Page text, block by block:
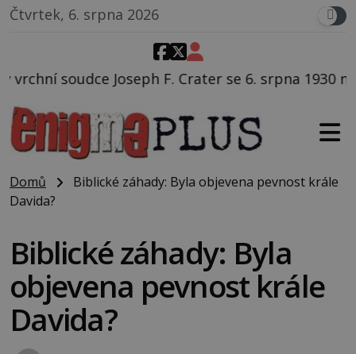
Čtvrtek, 6. srpna 2026
Crater se 6. srpna 1930 navečeří ve své
Domů
Biblické záhady: Byla objevena pevnost krále
Davida?
Biblické záhady: Byla
objevena pevnost krále
Davida?